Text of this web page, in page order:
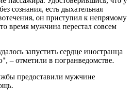
сознания, есть дыхательная
он приступил к непрямому
время мужчина перестал совсем
запустить сердце иностранца
– отметили в погранведомстве.
предоставили мужчине